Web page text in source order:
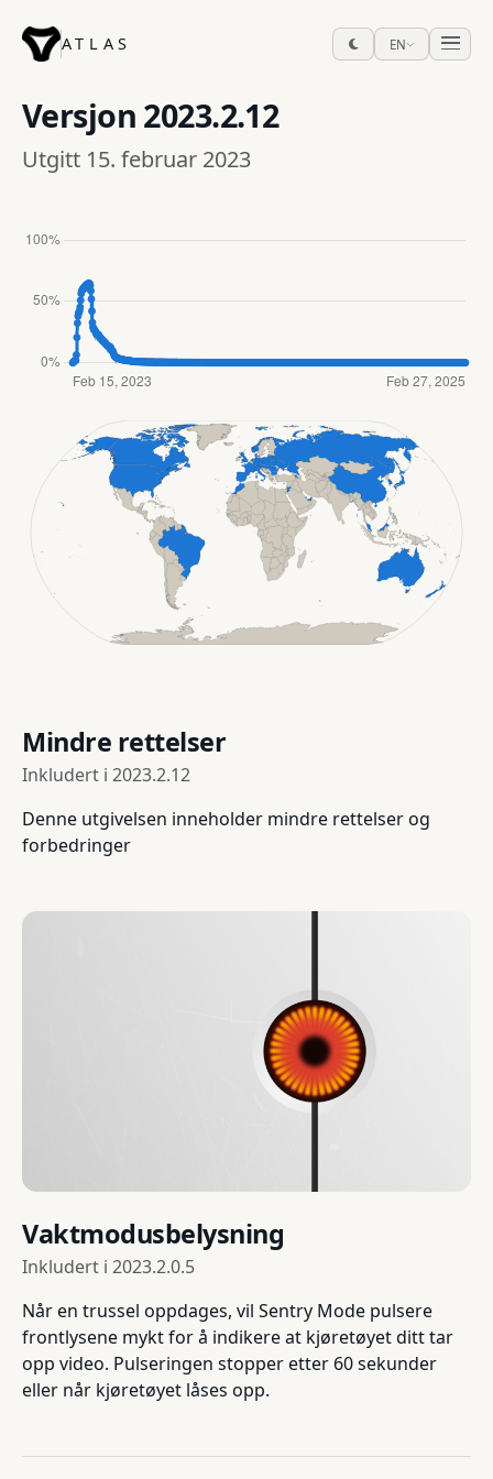
ATLAS EN
Versjon 2023.2.12
Utgitt 15. februar 2023
Mindre rettelser
Inkludert i 2023.2.12
Denne utgivelsen inneholder mindre rettelser og
forbedringer
Vaktmodusbelysning
Inkludert i 2023.2.0.5
Når en trussel oppdages, vil Sentry Mode pulsere
frontlysene mykt for å indikere at kjøretøyet ditt tar
opp video. Pulseringen stopper etter 60 sekunder
eller når kjøretøyet låses opp.